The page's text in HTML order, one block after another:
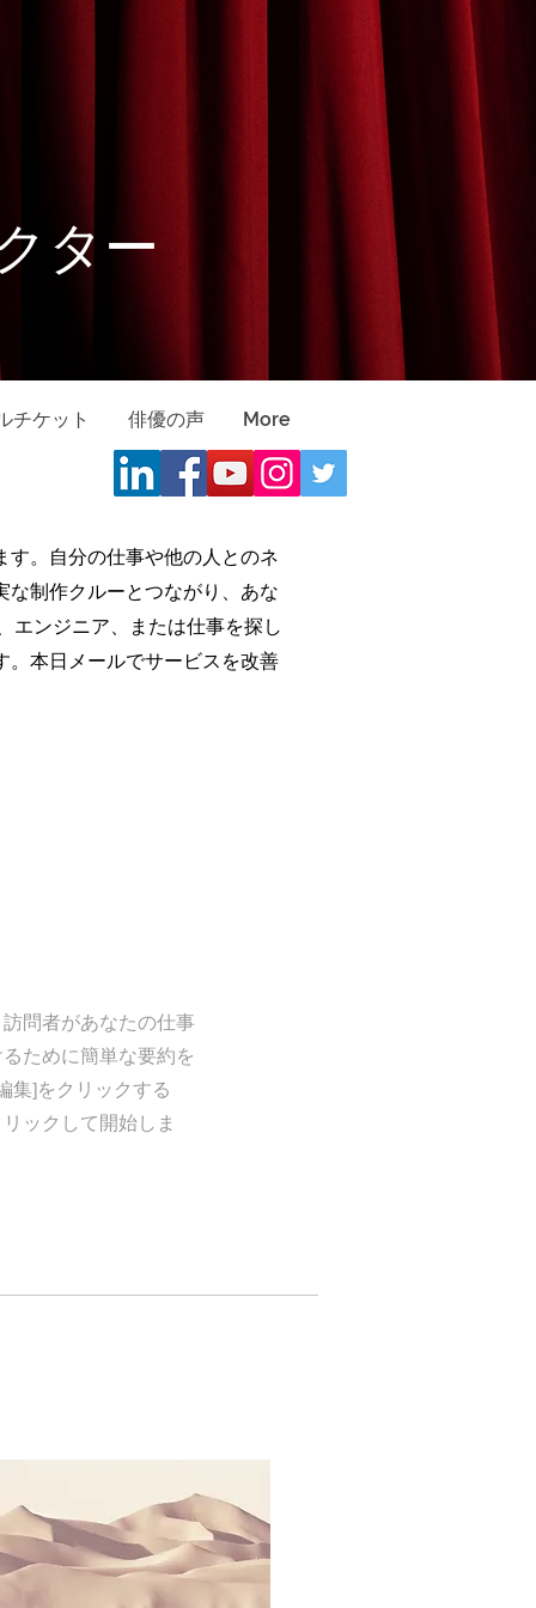
ター
チケット 俳優の声 More
。自分の仕事や他の人とのネ
制作クルーとつながり、あな
エンジニア、または仕事を探し
。本日メールでサービスを改善
問者があなたの仕事
ために簡単な要約を
集]をクリックする
ックして開始しま